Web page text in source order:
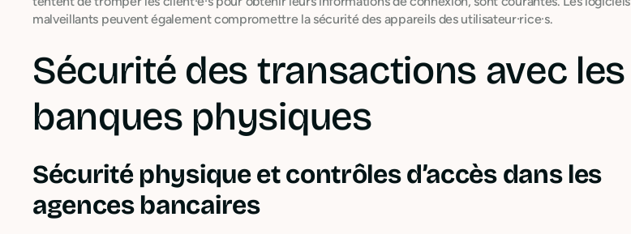
malveillants peuvent également compromettre la sécurité des appareils des utilisateur·rice·s.
Sécurité des transactions avec les
banques physiques
Sécurité physique et contrôles d’accès dans les
agences bancaires